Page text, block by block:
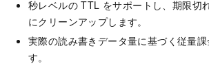
秒レベルの TTL をサポートし、期限切
にクリーンアップします。
実際の読み書きデータ量に基づく従量
す。